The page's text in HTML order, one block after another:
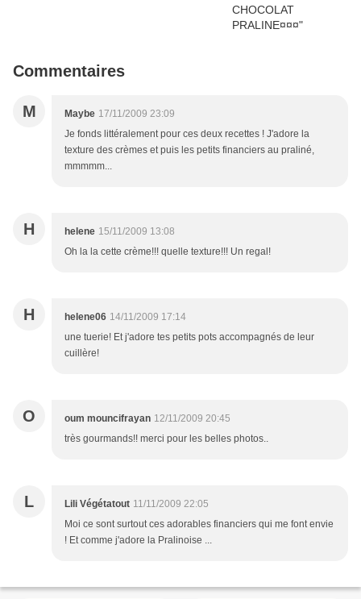
Commentaires
M Maybe 17/11/2009 23:09
Je fonds littéralement pour ces deux recettes ! J'adore la
texture des crèmes et puis les petits financiers au praliné,
mmmmm...
H helene 15/11/2009 13:08
Oh la la cette crème!!! quelle texture!!! Un regal!
H helene06 14/11/2009 17:14
une tuerie! Et j'adore tes petits pots accompagnés de leur
cuillère!
O oum mouncifrayan 12/11/2009 20:45
très gourmands!! merci pour les belles photos..
L Lili Végétatout 11/11/2009 22:05
Moi ce sont surtout ces adorables financiers qui me font envie
! Et comme j'adore la Pralinoise ...